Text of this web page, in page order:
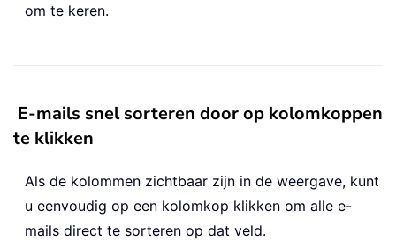
om te keren.
E-mails snel sorteren door op kolomkoppen
te klikken
Als de kolommen zichtbaar zijn in de weergave, kunt
u eenvoudig op een kolomkop klikken om alle e-
mails direct te sorteren op dat veld.